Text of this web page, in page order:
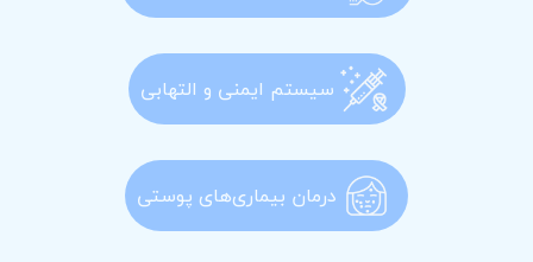
سیستم ایمنی و التهابی
درمان بیماری‌های پوستی